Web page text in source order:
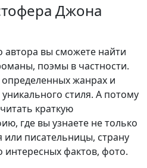
Джона
вы сможете найти
поэмы в частности.
жанрах и
стиля. А потому
краткую
где вы узнаете не только
или писательницы, страну
фактов, фото.